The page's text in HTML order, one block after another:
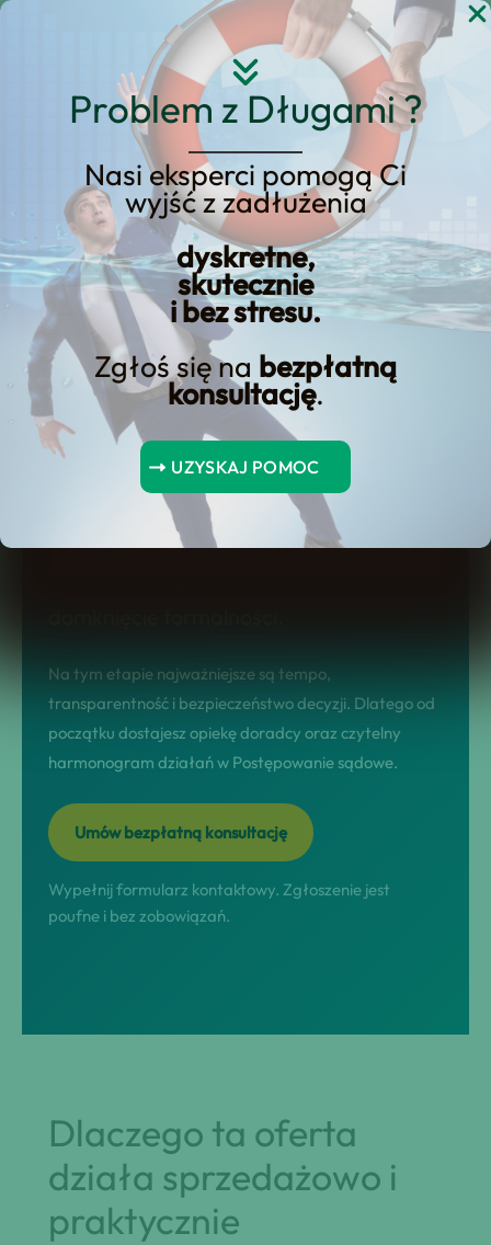
Problem z Długami ?
Nasi eksperci pomogą Ci
wyjść z zadłużenia
dyskretne,
skutecznie
i bez stresu.
Zgłoś się na bezpłatną
konsultację.
UZYSKAJ POMOC
Przejdź
KREDYT123.PL – OFERTA SPRZEDAŻOWA
upadłość konsumencka
wpływ na
postępowanie sądowe
upadłość konsumencka wpływ na
postępowanie sądowe to usługa, którą
prowadzimy w modelu nastawionym na
wynik: diagnoza sytuacji, dobór
Na tym etapie najważniejsze są tempo,
transparentność i bezpieczeństwo decyzji. Dlatego od
początku dostajesz opiekę doradcy oraz czytelny
harmonogram działań w Postępowanie sądowe.
Umów bezpłatną konsultację
Wypełnij formularz kontaktowy. Zgłoszenie jest
poufne i bez zobowiązań.
Dlaczego ta oferta
działa sprzedażowo i
praktycznie